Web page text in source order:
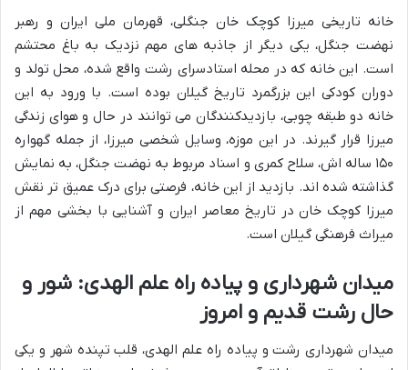
خانه تاریخی میرزا کوچک خان جنگلی، قهرمان ملی ایران و رهبر
نهضت جنگل، یکی دیگر از جاذبه های مهم نزدیک به باغ محتشم
است. این خانه که در محله استادسرای رشت واقع شده، محل تولد و
دوران کودکی این بزرگمرد تاریخ گیلان بوده است. با ورود به این
خانه دو طبقه چوبی، بازدیدکنندگان می توانند در حال و هوای زندگی
میرزا قرار گیرند. در این موزه، وسایل شخصی میرزا، از جمله گهواره
۱۵۰ ساله اش، سلاح کمری و اسناد مربوط به نهضت جنگل، به نمایش
گذاشته شده اند. بازدید از این خانه، فرصتی برای درک عمیق تر نقش
میرزا کوچک خان در تاریخ معاصر ایران و آشنایی با بخشی مهم از
میراث فرهنگی گیلان است.
میدان شهرداری و پیاده راه علم الهدی: شور و
حال رشت قدیم و امروز
میدان شهرداری رشت و پیاده راه علم الهدی، قلب تپنده شهر و یکی